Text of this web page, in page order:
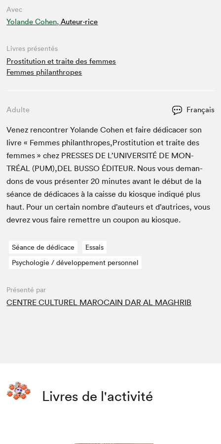
Avec
Yolande Cohen, Auteur·rice
Livres présentés
Prostitution et traite des femmes
Femmes philanthropes
Adulte Français
Venez ren­con­tr­er Yolande Cohen et faire dédi­cac­er son
livre « Femmes philanthropes,Prostitution et traite des
femmes » chez PRESS­ES DE L’U­NI­VER­SITÉ DE MON­
TRÉAL (PUM),DEL BUS­SO ÉDI­TEUR. Nous vous deman­
dons de vous présen­ter20 min­utes avant le début de la
séance de dédi­caces à la caisse du kiosque indiqué plus
haut. Pour un cer­tain nom­bre d’auteurs et d’autrices, vous
devrez vous faire remet­tre un coupon au kiosque.
Séance de dédicace
Essais
Psychologie / développement personnel
Présenté par
CENTRE CULTUREL MAROCAIN DAR AL MAGHRIB
Livres de l'activité